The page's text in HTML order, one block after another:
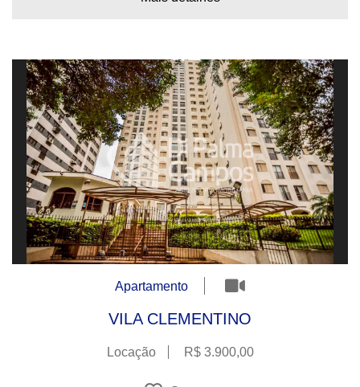
Apartamento
VILA CLEMENTINO
Locação R$ 3.900,00